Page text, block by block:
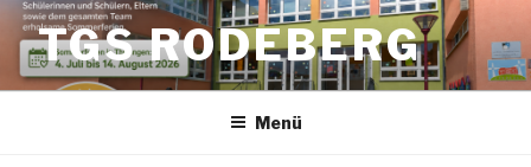
Zum
Inhalt
springenTGS RODEBERG
Menü